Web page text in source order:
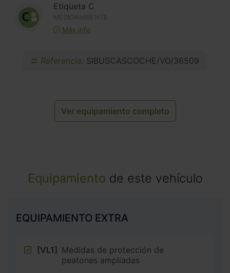
Etiqueta C
MEDIOAMBIENTE
Más info
Referencia: SIBUSCASCOCHE/VO/36509
Ver equipamiento completo
Equipamiento de este vehículo
EQUIPAMIENTO EXTRA
[VL1] Medidas de protección de
peatones ampliadas